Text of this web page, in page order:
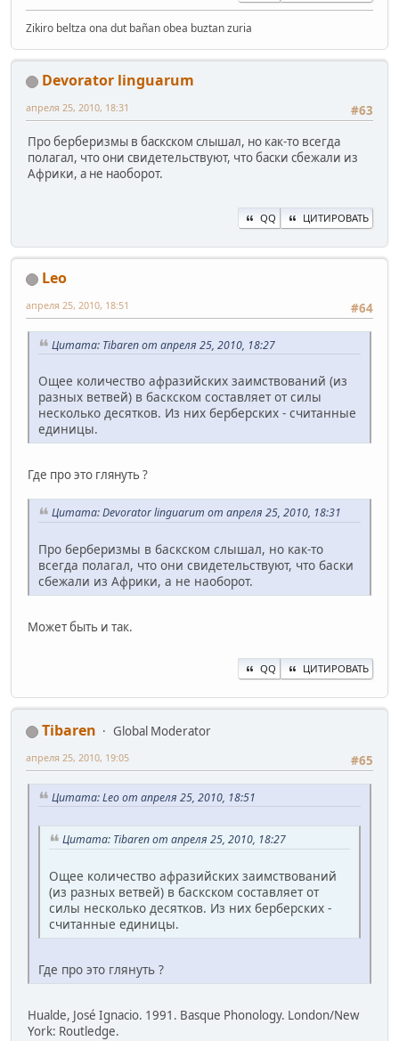
Zikiro beltza ona dut bañan obea buztan zuria
Devorator linguarum
#63
апреля 25, 2010, 18:31
Про берберизмы в баскском слышал, но как-то всегда
полагал, что они свидетельствуют, что баски сбежали из
Африки, а не наоборот.
QQ ЦИТИРОВАТЬ
Leo
#64
апреля 25, 2010, 18:51
Цитата: Tibaren от апреля 25, 2010, 18:27
Ощее количество афразийских заимствований (из
разных ветвей) в баскском составляет от силы
несколько десятков. Из них берберских - считанные
единицы.
Где про это глянуть ?
Цитата: Devorator linguarum от апреля 25, 2010, 18:31
Про берберизмы в баскском слышал, но как-то
всегда полагал, что они свидетельствуют, что баски
сбежали из Африки, а не наоборот.
Может быть и так.
QQ ЦИТИРОВАТЬ
Tibaren
Global Moderator
#65
апреля 25, 2010, 19:05
Цитата: Leo от апреля 25, 2010, 18:51
Цитата: Tibaren от апреля 25, 2010, 18:27
Ощее количество афразийских заимствований
(из разных ветвей) в баскском составляет от
силы несколько десятков. Из них берберских -
считанные единицы.
Где про это глянуть ?
Hualde, José Ignacio. 1991. Basque Phonology. London/New
York: Routledge.